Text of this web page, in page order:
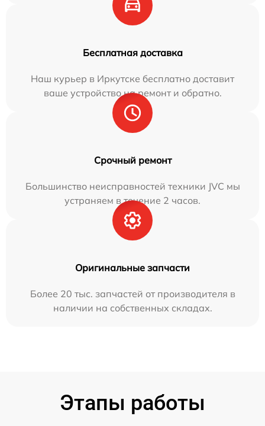
Бесплатная доставка
Наш курьер в Иркутске бесплатно доставит
ваше устройство на ремонт и обратно.
Срочный ремонт
Большинство неисправностей техники JVC мы
устраняем в течение 2 часов.
Оригинальные запчасти
Более 20 тыс. запчастей от производителя в
наличии на собственных складах.
Этапы работы